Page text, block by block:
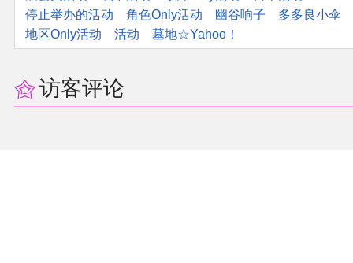
停止举办的活动
角色Only活动 幽谷响子
多多良小伞
地区Only活动
活动 墓地☆Yahoo！
访客评论